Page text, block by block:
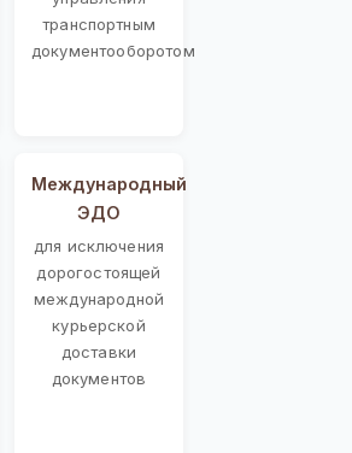
транспортным
документооборотом
Международный
ЭДО
для исключения
дорогостоящей
международной
курьерской
доставки
документов